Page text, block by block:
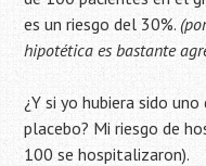
es un riesgo del 30%.
hipotética es bastante
¿Y si yo hubiera sido
placebo? Mi riesgo de
100 se hospitalizaron).